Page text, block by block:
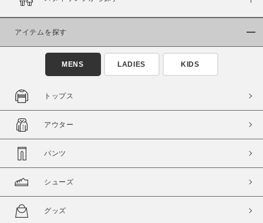
～
商品タイプ
通常商品 予約商品
在庫
在庫あり 在庫なし含む
アイテムを探す
MENS LADIES KIDS
トップス
アウター
パンツ
シューズ
グッズ